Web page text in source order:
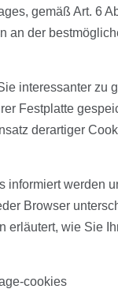
gemäß Art. 6
an der
interessanter zu
Festplatte
derartiger
werden
Browser
wie Sie
cookies